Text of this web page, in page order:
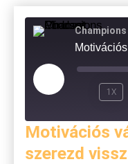
1X
Motivációs
szerezd